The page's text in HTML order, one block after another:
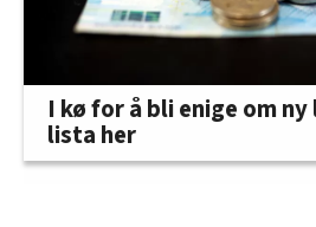
I kø for å bli enige om
lista her